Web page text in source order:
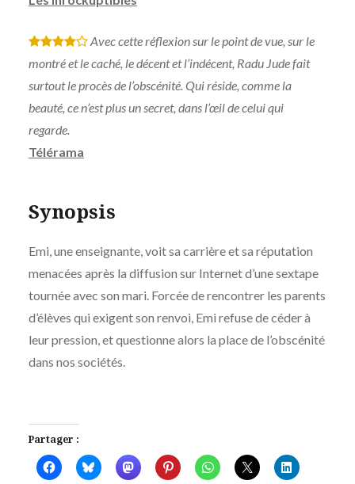
* * * *
Avec cette réflexion sur le point de vue, sur le
montré et le caché, le décent et l’indécent, Radu Jude fait
surtout le procès de l’obscénité. Qui réside, comme la
beauté, ce n’est plus un secret, dans l’œil de celui qui
regarde.
Télérama
Synopsis
Emi, une enseignante, voit sa carrière et sa réputation
menacées après la diffusion sur Internet d’une sextape
tournée avec son mari. Forcée de rencontrer les parents
d’élèves qui exigent son renvoi, Emi refuse de céder à
leur pression, et questionne alors la place de l’obscénité
dans nos sociétés.
Partager :